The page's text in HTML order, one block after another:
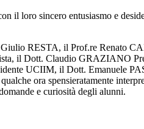
il loro sincero entusiasmo e
RESTA, il Prof.re Renato
il Dott. Claudio GRAZIANO
UCIIM, il Dott. Emanuele
ora spensieratamente
e curiosità degli alunni.